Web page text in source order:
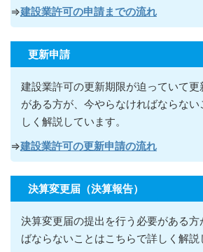
⇒建設業許可の申請までの流れ
更新申請
建設業許可の更新期限が迫っていて
がある方が 、今やらなければならない
しく解説しています。
⇒建設業許可の更新申請の流れ
決算変更届（決算報告）
決算変更届の提出を行う必要がある方
ばならないこ とはこちらで詳しく解説